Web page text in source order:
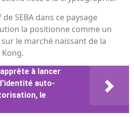
SEBA dans ce paysage
la positionne comme un
le marché naissant de la
à lancer
auto-
le